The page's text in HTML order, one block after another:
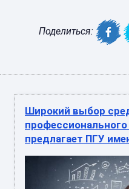
Поделиться:
Широкий выбор
предлагает ПГУ